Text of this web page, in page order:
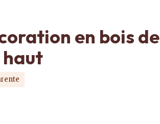
en bois de
haut